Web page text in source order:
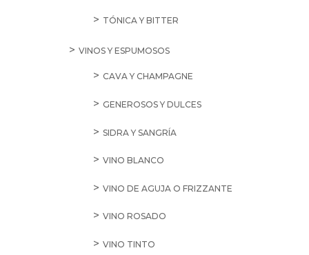
TÓNICA Y BITTER
VINOS Y ESPUMOSOS
CAVA Y CHAMPAGNE
GENEROSOS Y DULCES
SIDRA Y SANGRÍA
VINO BLANCO
VINO DE AGUJA O FRIZZANTE
VINO ROSADO
VINO TINTO